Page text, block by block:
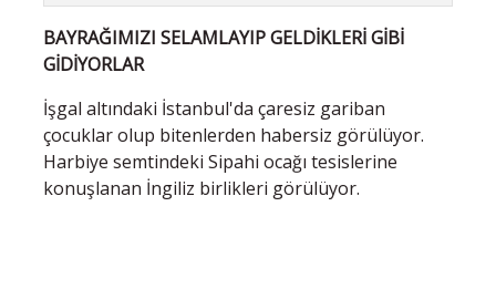
BAYRAĞIMIZI SELAMLAYIP GELDİKLERİ GİBİ
GİDİYORLAR
İşgal altındaki İstanbul'da çaresiz gariban
çocuklar olup bitenlerden habersiz görülüyor.
Harbiye semtindeki Sipahi ocağı tesislerine
konuşlanan İngiliz birlikleri görülüyor.